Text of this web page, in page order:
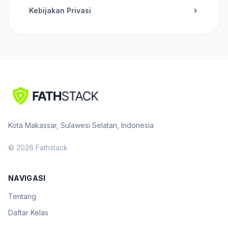
Kebijakan Privasi
Kota Makassar, Sulawesi Selatan, Indonesia
© 2026 Fathstack
NAVIGASI
Tentang
Daftar Kelas